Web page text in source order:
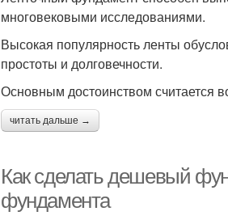
многовековыми исследованиями.
Высокая популярность ленты
простоты и долговечности.
Основным достоинством считается
читать дальше →
Как сделать дешевый
фундамента